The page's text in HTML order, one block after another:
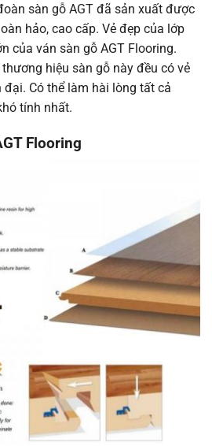
sàn gỗ AGT đã sản xuất được
hảo, cao cấp. Vẻ đẹp của lớp
của ván sàn gỗ AGT Flooring.
hiệu sàn gỗ này đều có vẻ
đại. Có thể làm hài lòng tất cả
tính nhất.
Flooring